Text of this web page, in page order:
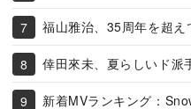
福山雅治、35周年を超え
倖田來未、夏らしいド派
新着MVランキング：